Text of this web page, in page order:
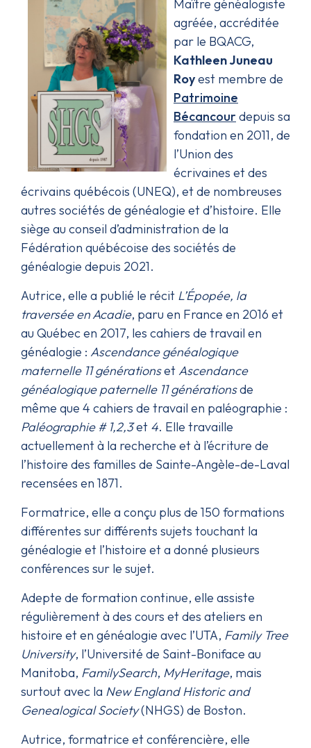
Maître généalogiste
agréée, accréditée
par le BQACG,
Kathleen Juneau
Royest membre de
Patrimoine
Bécancourdepuis sa
fondation en 2011, de
l’Union des
écrivaines et des
écrivains québécois (UNEQ), et de nombreuses
autres sociétés de généalogie et d’histoire. Elle
siège au conseil d’administration de la
Fédération québécoise des sociétés de
généalogie depuis 2021.
Autrice, elle a publié le récit L’Épopée, la
traversée en Acadie, paru en France en 2016 et
au Québec en 2017, les cahiers de travail en
généalogie : Ascendance généalogique
maternelle 11 générationset Ascendance
généalogique paternelle 11 générationsde
même que 4 cahiers de travail en paléographie :
Paléographie # 1,2,3et 4. Elle travaille
actuellement à la recherche et à l’écriture de
l’histoire des familles de Sainte-Angèle-de-Laval
recensées en 1871.
Formatrice, elle a conçu plus de 150 formations
différentes sur différents sujets touchant la
généalogie et l’histoire et a donné plusieurs
conférences sur le sujet.
Adepte de formation continue, elle assiste
régulièrement à des cours et des ateliers en
histoire et en généalogie avec l’UTA, Family Tree
University, l’Université de Saint-Boniface au
Manitoba, FamilySearch, MyHeritage, mais
surtout avec la New England Historic and
Genealogical Society(NHGS) de Boston.
Autrice, formatrice et conférencière, elle